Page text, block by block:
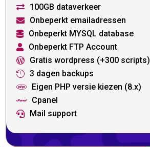
 100GB dataverkeer
 Onbeperkt emailadressen
 Onbeperkt MYSQL database
 Onbeperkt FTP Account
 Gratis wordpress (+300 scripts)
 3 dagen backups
 Eigen PHP versie kiezen (8.x)
 Cpanel
 Mail support